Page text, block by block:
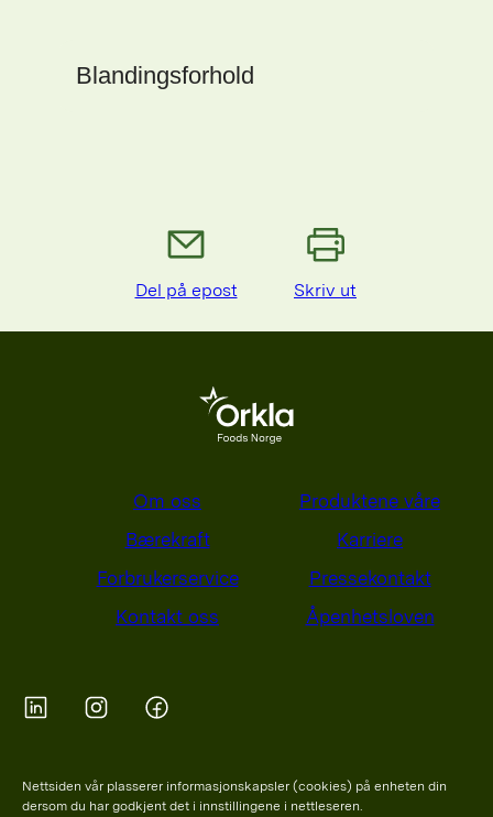
Blandingsforhold
Del på epost Skriv ut
Om oss
Produktene våre
Bærekraft
Karriere
Forbrukerservice
Pressekontakt
Kontakt oss
Åpenhetsloven
Nettsiden vår plasserer informasjonskapsler (cookies) på enheten din
dersom du har godkjent det i innstillingene i nettleseren.